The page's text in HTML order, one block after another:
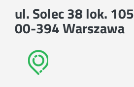
ul. Solec 38 lok. 105
00-394 Warszawa